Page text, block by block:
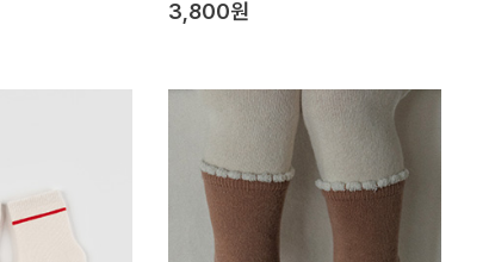
3,800원